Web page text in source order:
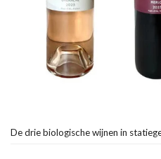
De drie biologische wijnen in